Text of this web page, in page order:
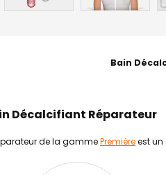
Bain
Décalcifiant Réparateur
de la gammePremièreest